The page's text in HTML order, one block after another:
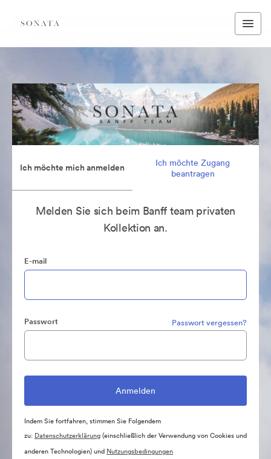
Ich möchte mich anmelden
Ich möchte Zugang
beantragen
Melden Sie sich beim Banff team privaten
Kollektion an.
E-mail
Passwort Passwort vergessen?
Indem Sie fortfahren, stimmen Sie Folgendem
zu: Datenschutzerklärung(einschließlich der Verwendung von Cookies und
anderen Technologien) und Nutzungsbedingungen